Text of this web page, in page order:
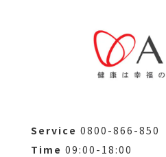
Service 0800-866-850
Time 09:00-18:00